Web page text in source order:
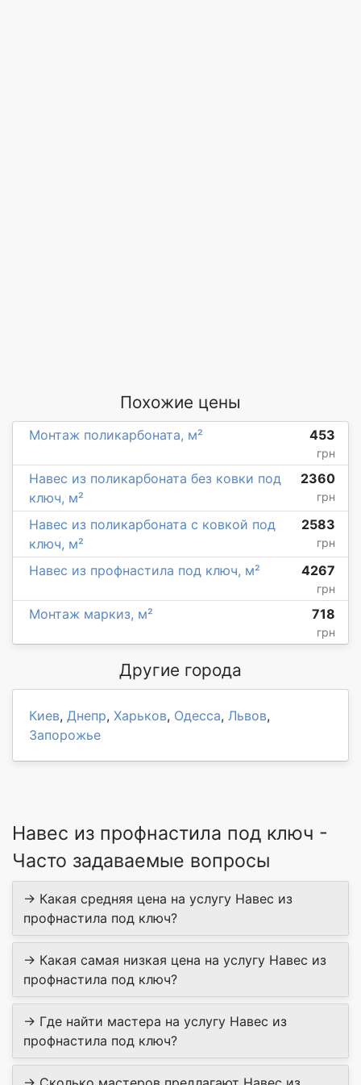
Похожие цены
Монтаж поликарбоната, м² 453
грн
Навес из поликарбоната без ковки под
ключ, м²
2360
грн
Навес из поликарбоната с ковкой под
ключ, м²
2583
грн
Навес из профнастила под ключ, м² 4267
грн
Монтаж маркиз, м² 718
грн
Другие города
Киев, Днепр, Харьков, Одесса, Львов,
Запорожье
Навес из профнастила под ключ -
Часто задаваемые вопросы
→ Какая средняя цена на услугу Навес из
профнастила под ключ?
→ Какая самая низкая цена на услугу Навес из
профнастила под ключ?
→ Где найти мастера на услугу Навес из
профнастила под ключ?